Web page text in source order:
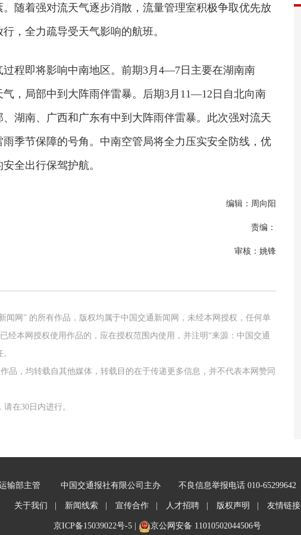
随着强对流天气逐步消散，流量管理室积极争取优先放
，全力疏导受天气影响的航班。
程即将影响中南地区。前期3月4—7日主要在湖南南
，局部中到大阵雨伴雷暴。后期3月11—12日自北向南
湖南、广西和广东有中到大阵雨伴雷暴。此次强对流天
季节保障的号角。中南空管局将全力压实安全防线，优
全出行保驾护航。
编辑：周向阳
责编：
审核：姚锋
闻网” 的所有作品，版权均属于中国交通新闻网，未经本网授权，任何单
经本网授权使用作品的，应在授权范围内使用，并注明“来源：中国交通
品，均转载自其他媒体，转载目的在于传递更多信息，并不代表本网赞同
在30日内进行。
输部主管 中国交通报社有限公司主办 不良信息举报电话 010-65299642
关于我们 | 新闻线索 | 宣传合作 | 人才招聘 | 版权声明 | 友情链接
京ICP备15039022号-5| 京公网安备 11010502044506号